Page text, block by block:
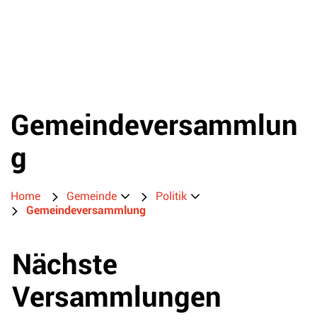
Gemeindeversammlun
g
Home Gemeinde
Politik
Gemeindeversammlung
Nächste
Versammlungen